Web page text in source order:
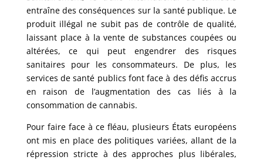
entraîne des conséquences sur la santé publique. Le
produit illégal ne subit pas de contrôle de qualité,
laissant place à la vente de substances coupées ou
altérées, ce qui peut engendrer des risques
sanitaires pour les consommateurs. De plus, les
services de santé publics font face à des défis accrus
en raison de l’augmentation des cas liés à la
consommation de cannabis.
Pour faire face à ce fléau, plusieurs États européens
ont mis en place des politiques variées, allant de la
répression stricte à des approches plus libérales,